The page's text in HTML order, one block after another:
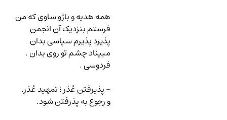
همه هدیه و باژو ساوی که من
فرستم بنزدیک آن انجمن
پذیرد پذیرم سپاسی بدان
مبیناد چشم تو روی بدان .
فردوسی .
-پذیرفتن عُذر؛ تمهید عُذر.
و رجوع به پذرفتن شود.